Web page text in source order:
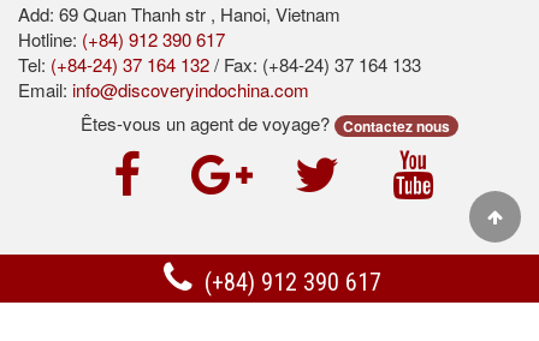
(+84) 912 390 617
Add: 69 Quan Thanh str , Hanoi, Vietnam
Hotline: (+84) 912 390 617
Tel: (+84-24) 37 164 132/ Fax: (+84-24) 37 164 133
Email: info@discoveryindochina.com
Êtes-vous un agent de voyage?
Contactez nous
Securité Termes et Conditions